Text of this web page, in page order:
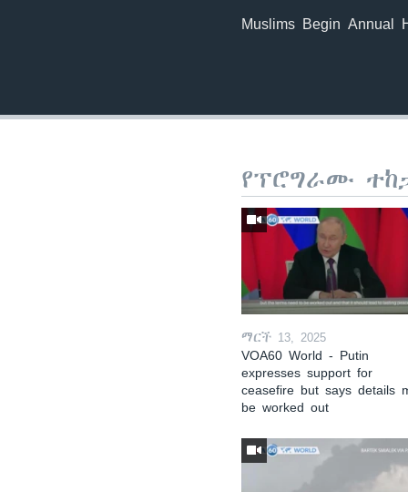
Muslims Begin Annual
የፕሮግራሙ
ማርች 13, 2025
VOA60 World - Putin
expresses support for
ceasefire but says details
be worked out